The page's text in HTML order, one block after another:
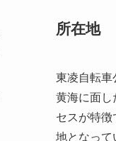
所在地
東凌自転車
黄海に面
セスが特
地となって